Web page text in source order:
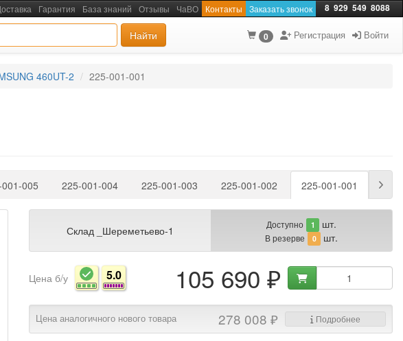
Гарантия База знаний Отзывы ЧаВО Контакты Заказать звонок 8 929 549 8088
Найти 0 Регистрация Войти
460UT-2 225-001-001
005 225-001-004 225-001-003 225-001-002 225-001-001
Склад _Шереметьево-1 Доступно 1 шт.
В резерве 0 шт.
Цена б/у 5.0 105 690 ₽
Цена аналогичного нового товара 278 008 ₽ Подробнее